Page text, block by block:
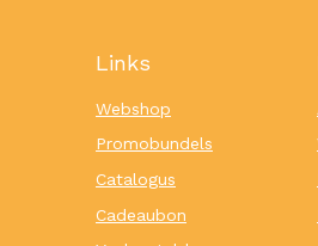
Links
Webshop
Promobundels
Catalogus
Cadeaubon